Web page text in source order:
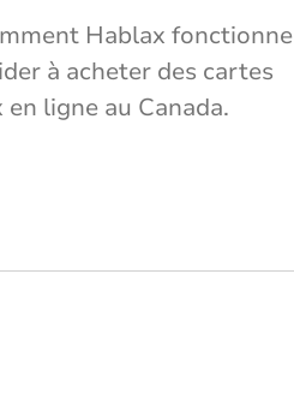
Hablax fonctionne
à acheter des cartes
en ligne au Canada.